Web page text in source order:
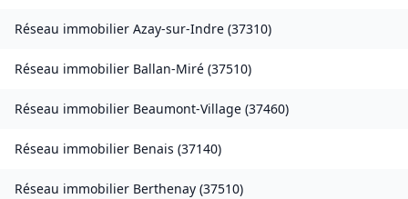
Réseau immobilier Azay-sur-Indre (37310)
Réseau immobilier Ballan-Miré (37510)
Réseau immobilier Beaumont-Village (37460)
Réseau immobilier Benais (37140)
Réseau immobilier Berthenay (37510)